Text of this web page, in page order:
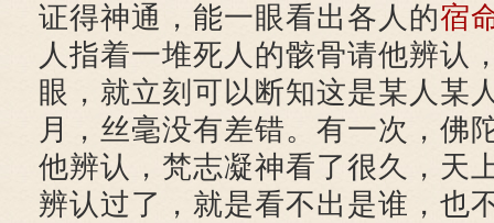
证得神通，能一眼看出各人的宿
人指着一堆死人的骸骨请他辨认
眼，就立刻可以断知这是某人某
月，丝毫没有差错。有一次，佛
他辨认，梵志凝神看了很久，天
辨认过了，就是看不出是谁，也